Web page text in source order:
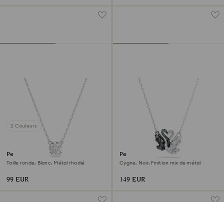
2 Couleurs
Pendentif Stilla
Taille ronde, Blanc, Métal rhodié
99 EUR
Pendentif Swan
Cygne, Noir, Finition mix de métal
149 EUR